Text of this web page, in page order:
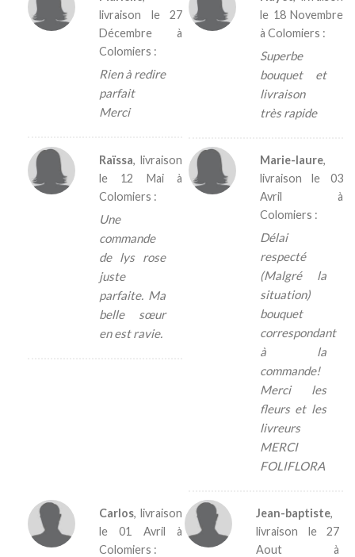
livraison le27
Décembre à
Colomiers :
Rien à redire
parfait
Merci
le 18 Novembre
à Colomiers :
Superbe
bouquet et
livraison
très rapide
Raïssa, livraison
le 12 Maià
Colomiers :
Une
commande
de lys rose
juste
parfaite. Ma
belle sœur
en est ravie.
Marie-laure,
livraison le 03
Avril à
Colomiers :
Délai
respecté
(Malgré la
situation)
bouquet
correspondant
à la
commande!
Merci les
fleurs et les
livreurs
MERCI
FOLIFLORA
Carlos, livraison
le01 Avril à
Colomiers :
Jean-baptiste,
livraison le27
Aout à